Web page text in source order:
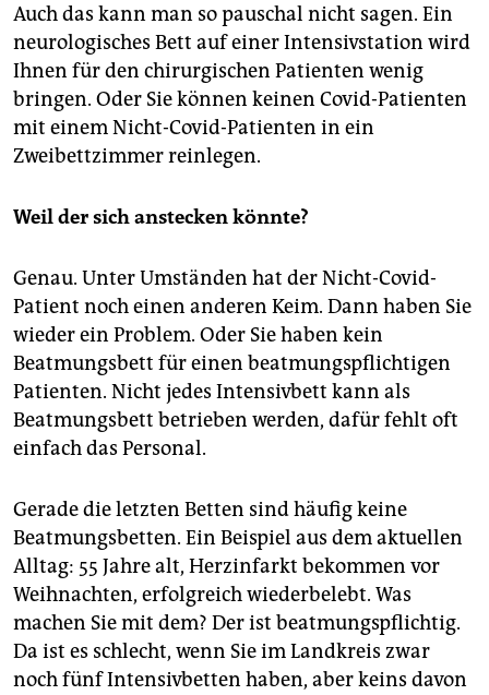
Auch das kann man so pauschal nicht sagen. Ein
neurologisches Bett auf einer Intensivstation wird
Ihnen für den chirurgischen Patienten wenig
bringen. Oder Sie können keinen Covid-Patienten
mit einem Nicht-Covid-Patienten in ein
Zweibettzimmer reinlegen.
Weil der sich anstecken könnte?
Genau. Unter Umständen hat der Nicht-Covid-
Patient noch einen anderen Keim. Dann haben Sie
wieder ein Problem. Oder Sie haben kein
Beatmungsbett für einen beatmungspflichtigen
Patienten. Nicht jedes Intensivbett kann als
Beatmungsbett betrieben werden, dafür fehlt oft
einfach das Personal.
Gerade die letzten Betten sind häufig keine
Beatmungsbetten. Ein Beispiel aus dem aktuellen
Alltag: 55 Jahre alt, Herzinfarkt bekommen vor
Weihnachten, erfolgreich wiederbelebt. Was
machen Sie mit dem? Der ist beatmungspflichtig.
Da ist es schlecht, wenn Sie im Landkreis zwar
noch fünf Intensivbetten haben, aber keins davon